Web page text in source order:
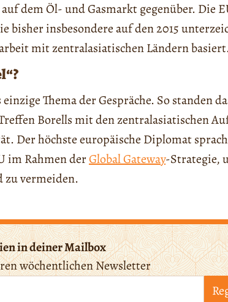
dem Öl- und Gasmarkt gegenüber. Die
bisher insbesondere auf den 2015
mit zentralasiatischen Ländern
Thema der Gespräche. So standen
Borells mit den zentralasiatischen
Der höchste europäische Diplomat
im Rahmen derGlobal Gateway-Strategie,
zu vermeiden.
in deiner Mailbox
wöchentlichen Newsletter